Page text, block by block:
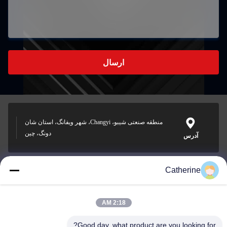
ارسال
آدرس
منطقه صنعتی شیبو، Changyi، شهر ویفانگ، استان شان
دونگ، چین
padraic@huayumachine.cn
Catherine
2:18 AM
Good day, what product are you looking for?